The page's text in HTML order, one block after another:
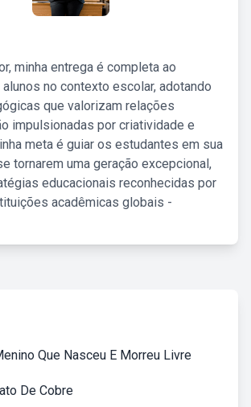
minha entrega é completa ao
no contexto escolar, adotando
que valorizam relações
impulsionadas por criatividade e
meta é guiar os estudantes em sua
tornarem uma geração excepcional,
educacionais reconhecidas por
acadêmicas globais -
Que Nasceu E Morreu Livre
De Cobre